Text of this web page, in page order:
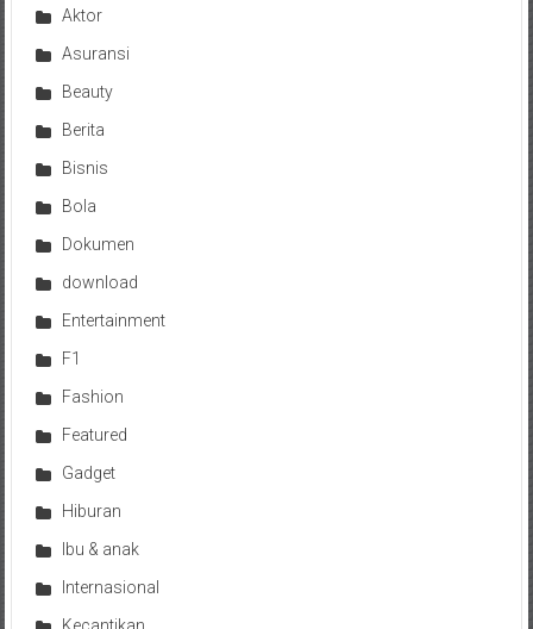
Aktor
Asuransi
Beauty
Berita
Bisnis
Bola
Dokumen
download
Entertainment
F1
Fashion
Featured
Gadget
Hiburan
Ibu & anak
Internasional